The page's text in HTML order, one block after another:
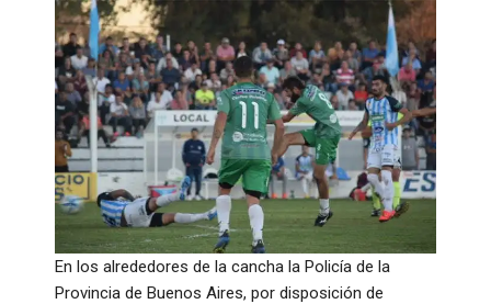
En los alrededores de la cancha la Policía de la
Provincia de Buenos Aires, por disposición de